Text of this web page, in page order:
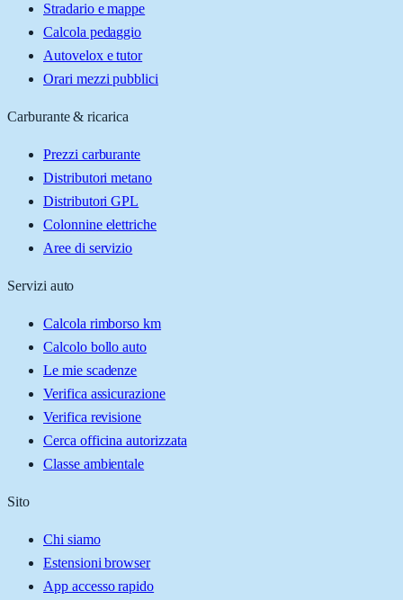
Stradario e mappe
Calcola pedaggio
Autovelox e tutor
Orari mezzi pubblici
Carburante & ricarica
Prezzi carburante
Distributori metano
Distributori GPL
Colonnine elettriche
Aree di servizio
Servizi auto
Calcola rimborso km
Calcolo bollo auto
Le mie scadenze
Verifica assicurazione
Verifica revisione
Cerca officina autorizzata
Classe ambientale
Sito
Chi siamo
Estensioni browser
App accesso rapido